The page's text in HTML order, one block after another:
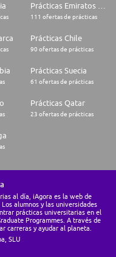
111 ofertas de prácticas
Prácticas Chile
90 ofertas de prácticas
Prácticas Suecia
61 ofertas de prácticas
Prácticas Qatar
23 ofertas de prácticas
al día, iAgora es la web de
alumnos y las universidades
prácticas universitarias en el
Programmes. A través de
carreras y ayudar al planeta.
SLU